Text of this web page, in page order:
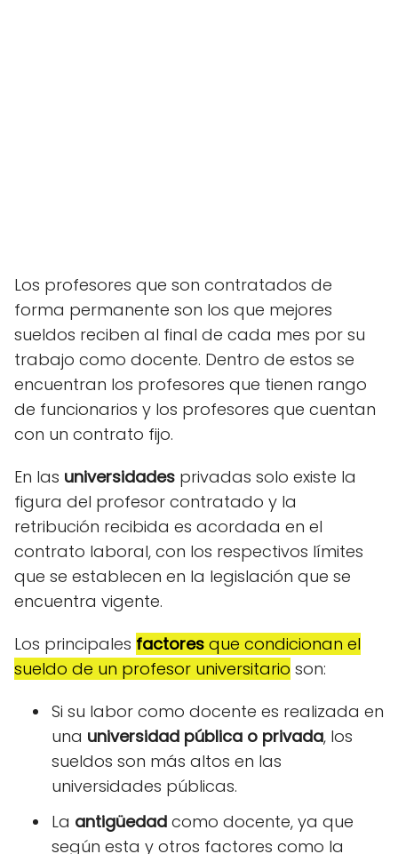
Los profesores que son contratados de
forma permanente son los que mejores
sueldos reciben al final de cada mes por su
trabajo como docente. Dentro de estos se
encuentran los profesores que tienen rango
de funcionarios y los profesores que cuentan
con un contrato fijo.
En las universidades privadas solo existe la
figura del profesor contratado y la
retribución recibida es acordada en el
contrato laboral, con los respectivos límites
que se establecen en la legislación que se
encuentra vigente.
Los principales factores que condicionan el
sueldo de un profesor universitario son:
Si su labor como docente es realizada en
una universidad pública o privada, los
sueldos son más altos en las
universidades públicas.
La antigüedad como docente, ya que
según esta y otros factores como la